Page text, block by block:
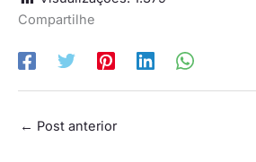
Compartilhe
← Post anterior